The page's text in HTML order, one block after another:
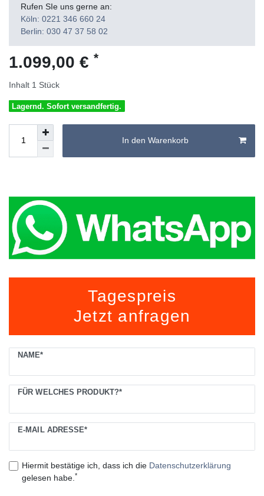
Rufen SIe uns gerne an:
Köln: 0221 346 660 24
Berlin: 030 47 37 58 02
1.099,00 € *
Inhalt 1 Stück
Lagernd. Sofort versandfertig.
In den Warenkorb
Tagespreis
Jetzt anfragen
NAME*
FÜR WELCHES PRODUKT?*
E-MAIL ADRESSE*
Hiermit bestätige ich, dass ich die Daten­schutz­erklärung
gelesen habe. *
Ceres::Template.mailFormHoneypotLabel